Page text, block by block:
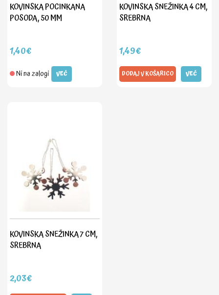
KOVINSKA POCINKANA
POSODA, 50 MM
1,40€
Ni na zalogi VEČ
KOVINSKA SNEŽINKA 4 CM,
SREBRNA
1,49€
DODAJ V KOŠARICO VEČ
KOVINSKA SNEŽINKA 7 CM,
SREBRNA
2,03€